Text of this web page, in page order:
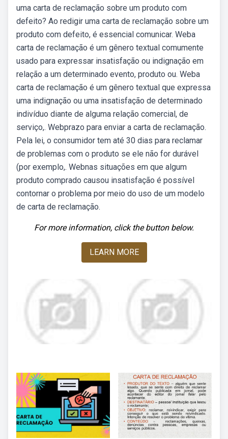
uma carta de reclamação sobre um produto com
defeito? Ao redigir uma carta de reclamação sobre um
produto com defeito, é essencial comunicar. Weba
carta de reclamação é um gênero textual comumente
usado para expressar insatisfação ou indignação em
relação a um determinado evento, produto ou. Weba
carta de reclamação é um gênero textual que expressa
uma indignação ou uma insatisfação de determinado
indivíduo diante de alguma relação comercial, de
serviço,. Webprazo para enviar a carta de reclamação.
Pela lei, o consumidor tem até 30 dias para reclamar
de problemas com o produto se ele não for durável
(por exemplo,. Webnas situações em que algum
produto comprado causou insatisfação é possível
contornar o problema por meio do uso de um modelo
de carta de reclamação.
For more information, click the button below.
LEARN MORE